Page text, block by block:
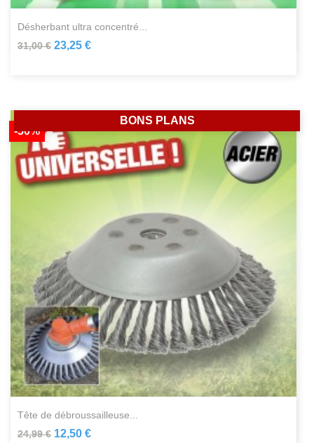
désherbant ultra concentré...
31,00 € 23,25 €
tête de débroussailleuse...
24,99 €
-50%
12,50 €
BONS PLANS